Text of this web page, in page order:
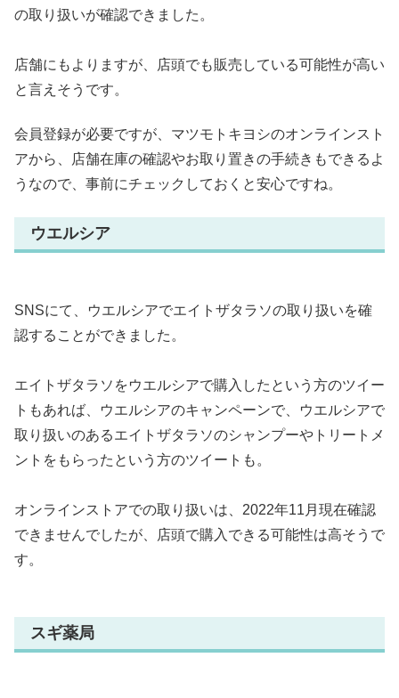
の取り扱いが確認できました。
店舗にもよりますが、店頭でも販売している可能性が高い
と言えそうです。
会員登録が必要ですが、マツモトキヨシのオンラインスト
アから、店舗在庫の確認やお取り置きの手続きもできるよ
うなので、事前にチェックしておくと安心ですね。
ウエルシア
SNSにて、ウエルシアでエイトザタラソの取り扱いを確
認することができました。
エイトザタラソをウエルシアで購入したという方のツイー
トもあれば、ウエルシアのキャンペーンで、ウエルシアで
取り扱いのあるエイトザタラソのシャンプーやトリートメ
ントをもらったという方のツイートも。
オンラインストアでの取り扱いは、2022年11月現在確認
できませんでしたが、店頭で購入できる可能性は高そうで
す。
スギ薬局